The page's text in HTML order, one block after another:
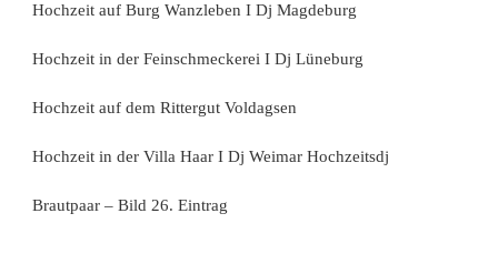
Hochzeit auf Burg Wanzleben I Dj Magdeburg
Hochzeit in der Feinschmeckerei I Dj Lüneburg
Hochzeit auf dem Rittergut Voldagsen
Hochzeit in der Villa Haar I Dj Weimar Hochzeitsdj
Brautpaar – Bild 26. Eintrag